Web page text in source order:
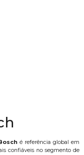
é referência global em
confiáveis no segmento de